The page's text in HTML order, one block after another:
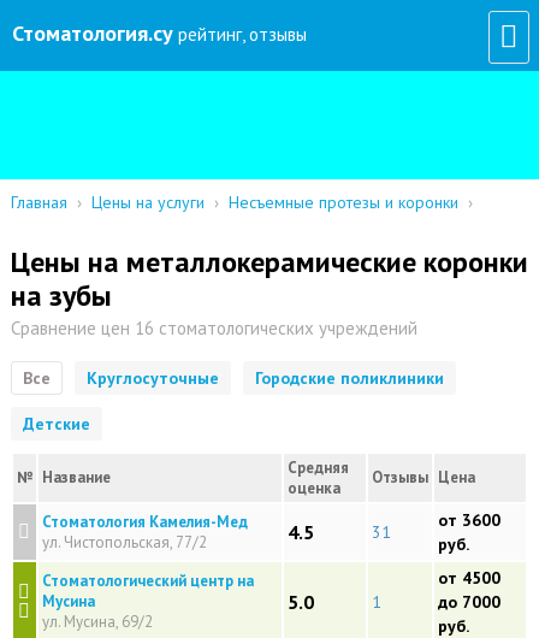
Стоматология.су рейтинг, отзывы
Главная › Цены на услуги › Несъемные протезы и коронки ›
Цены на металлокерамические коронки
на зубы
Сравнение цен 16 стоматологических учреждений
Все Круглосуточные Городские поликлиники
Детские
№ Название
Средняя
оценка
Отзывы Цена
Стоматология Камелия-Мед
ул. Чистопольская, 77/2
4.5 31
от 3600
руб.
Стоматологический центр на
Мусина
ул. Мусина, 69/2
5.0 1
от 4500
до 7000
руб.